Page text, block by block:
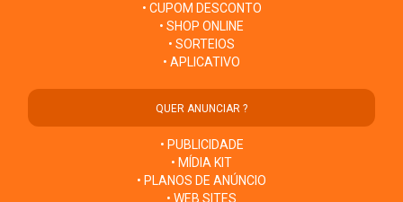
• CUPOM DESCONTO
• SHOP ONLINE
• SORTEIOS
• APLICATIVO
QUER ANUNCIAR ?
• PUBLICIDADE
• MÍDIA KIT
• PLANOS DE ANÚNCIO
• WEB SITES